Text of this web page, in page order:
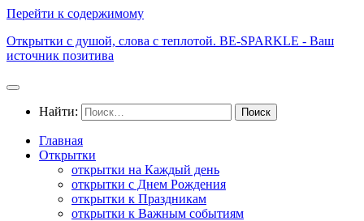
Перейти к содержимому
Открытки с душой, слова с теплотой. BE-SPARKLE - Ваш
источник позитива
Найти:
Главная
Открытки
открытки на Каждый день
открытки с Днем Рождения
открытки к Праздникам
открытки к Важным событиям